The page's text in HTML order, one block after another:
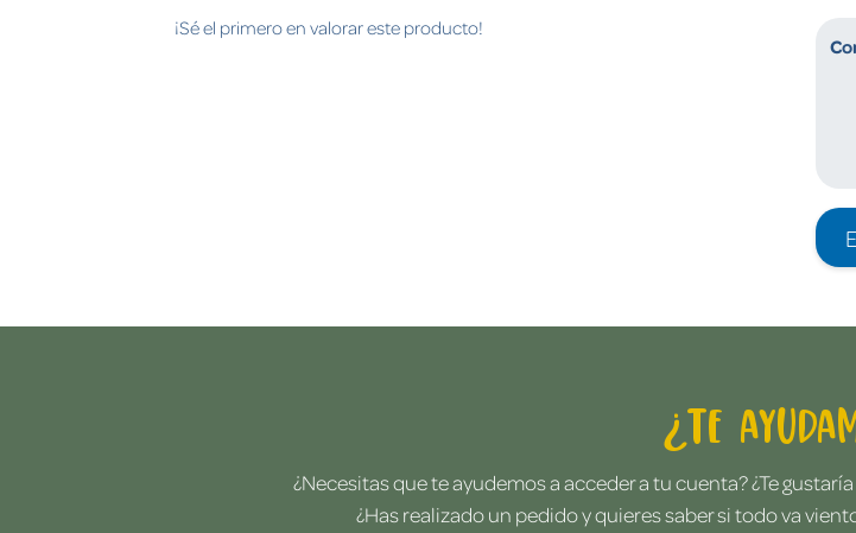
¡Sé el primero en valorar este producto!
¿Te
¿Necesitas que te ayudemos a acceder a tu cuenta? ¿Te
¿Has realizado un pedido y quieres saber si todo va